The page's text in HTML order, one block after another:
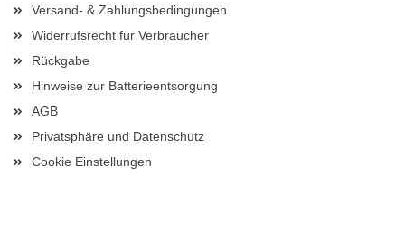
Versand- & Zahlungsbedingungen
Widerrufsrecht für Verbraucher
Rückgabe
Hinweise zur Batterieentsorgung
AGB
Privatsphäre und Datenschutz
Cookie Einstellungen